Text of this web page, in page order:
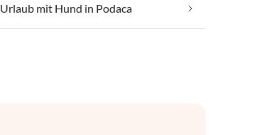
Urlaub mit Hund in Podaca